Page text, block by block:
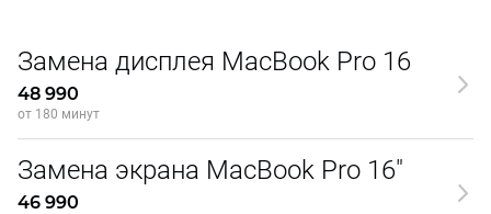
Замена дисплея MacBook Pro 16
48 990
от 180 минут
Замена экрана MacBook Pro 16"
46 990